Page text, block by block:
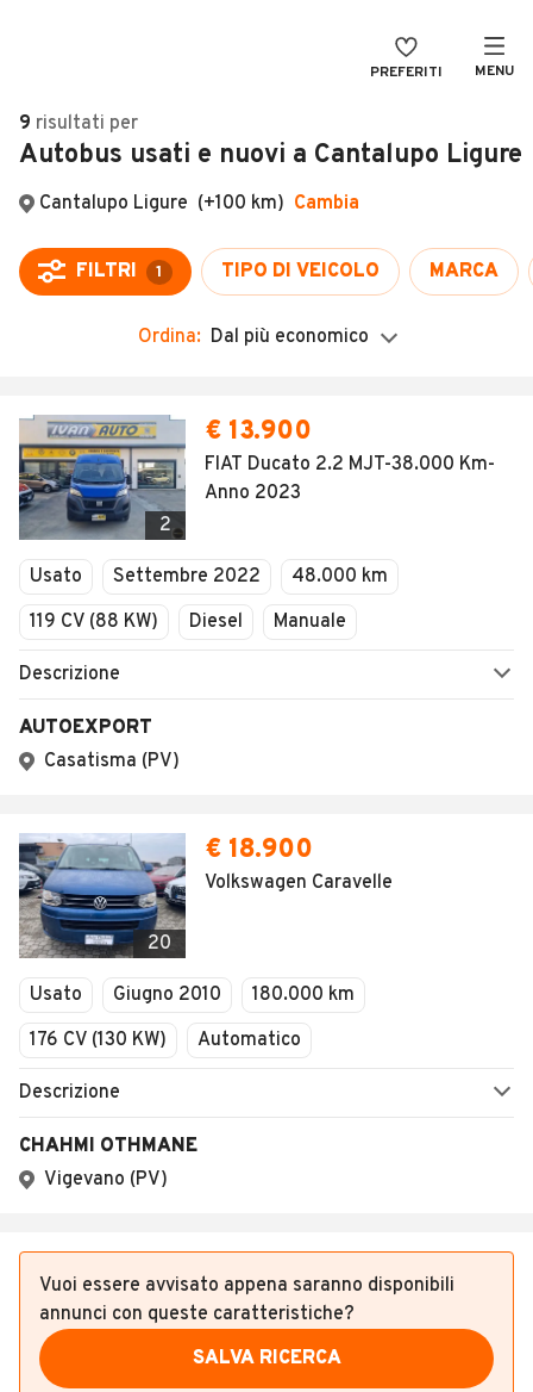
PREFERITI MENU
Auto
Auto usate
Auto Km 0
Auto Nuove
Noleggio a lungo termine
Moto
Camper
Veicoli Commerciali
Concessionari
VENDI
MAGAZINE
ACCEDI
9 risultati per
Autobus usati e nuovi a Cantalupo Ligure
Cantalupo Ligure (+100 km) Cambia
FILTRI 1 TIPO DI VEICOLO MARCA
Ordina: Dal più economico
2
€ 13.900
FIAT Ducato 2.2 MJT-38.000 Km-
Anno 2023
Usato Settembre 2022
48.000 km
119 CV (88 KW)
Diesel Manuale
Descrizione
AUTOEXPORT
Casatisma (PV)
20
€ 18.900
Volkswagen Caravelle
Usato Giugno 2010
180.000 km
176 CV (130 KW)
Automatico
Descrizione
CHAHMI OTHMANE
Vigevano (PV)
Vuoi essere avvisato appena saranno disponibili
annunci con queste caratteristiche?
SALVA RICERCA